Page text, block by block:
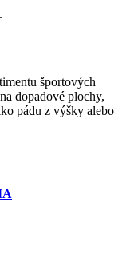
.
športových
dopadové plochy,
pádu z výšky alebo